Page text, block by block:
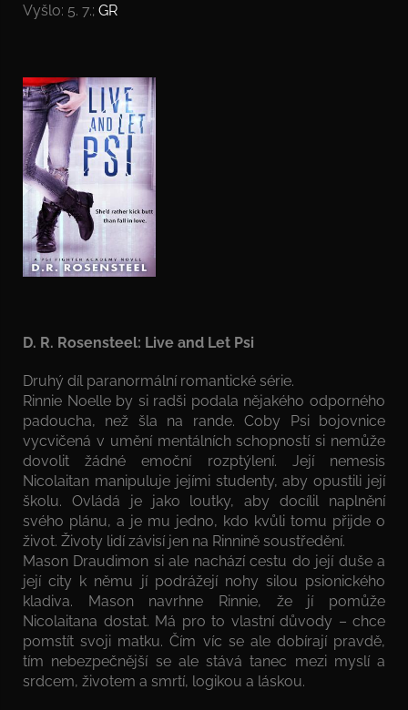
Vyšlo: 5. 7.; GR
D. R. Rosensteel: Live and Let Psi
Druhý díl paranormální romantické série.
Rinnie Noelle by si radši podala nějakého odporného
padoucha, než šla na rande. Coby Psi bojovnice
vycvičená v umění mentálních schopností si nemůže
dovolit žádné emoční rozptýlení. Její nemesis
Nicolaitan manipuluje jejími studenty, aby opustili její
školu. Ovládá je jako loutky, aby docílil naplnění
svého plánu, a je mu jedno, kdo kvůli tomu přijde o
život. Životy lidí závisí jen na Rinnině soustředění.
Mason Draudimon si ale nachází cestu do její duše a
její city k němu jí podrážejí nohy silou psionického
kladiva. Mason navrhne Rinnie, že jí pomůže
Nicolaitana dostat. Má pro to vlastní důvody – chce
pomstít svoji matku. Čím víc se ale dobírají pravdě,
tím nebezpečnější se ale stává tanec mezi myslí a
srdcem, životem a smrtí, logikou a láskou.